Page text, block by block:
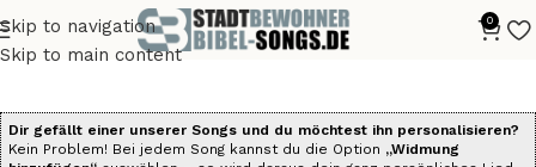
Skip to navigation
Skip to main content
0
Start Alle Bibelsongs Die Psalmen als Songs
Dir gefällt einer unserer Songs und du möchtest ihn personalisieren?
Kein Problem! Bei jedem Song kannst du die Option „Widmung